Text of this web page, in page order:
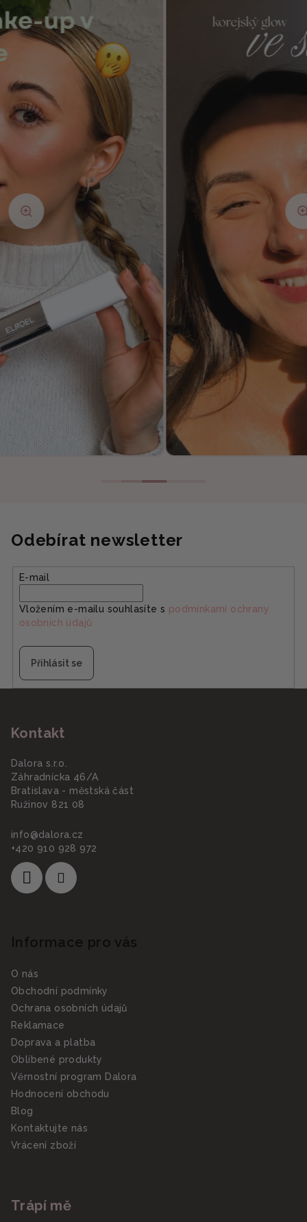
Odebírat newsletter
E-mail
Vložením e-mailu souhlasíte s podmínkami ochrany
osobních údajů
Přihlásit se
Kontakt
Dalora s.r.o.
Záhradnícka 46/A
Bratislava - městská část
Ružinov 821 08
info@dalora.cz
+420 910 928 972
Informace pro vás
O nás
Obchodní podmínky
Ochrana osobních údajů
Reklamace
Doprava a platba
Oblíbené produkty
Věrnostní program Dalora
Hodnocení obchodu
Blog
Kontaktujte nás
Vrácení zboží
Trápí mě